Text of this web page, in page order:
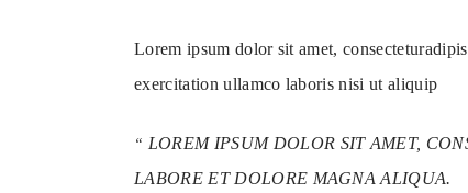
Lorem ipsum dolor sit amet,
exercitation ullamco laboris nisi ut aliquip
LOREM IPSUM DOLOR SIT AMET,
LABORE ET DOLORE MAGNA ALIQUA.